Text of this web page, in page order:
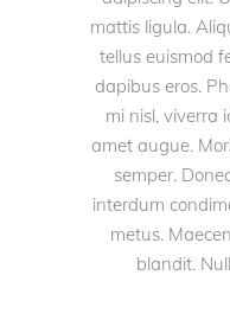
mattis ligula.
tellus euismod
dapibus eros.
mi nisl, viverra
amet augue.
semper.
interdum
metus.
blandit.